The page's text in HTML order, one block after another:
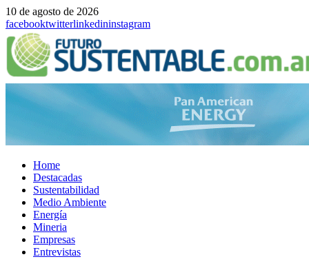
10 de agosto de 2026
facebooktwitterlinkedininstagram
Home
Destacadas
Sustentabilidad
Medio Ambiente
Energía
Mineria
Empresas
Entrevistas